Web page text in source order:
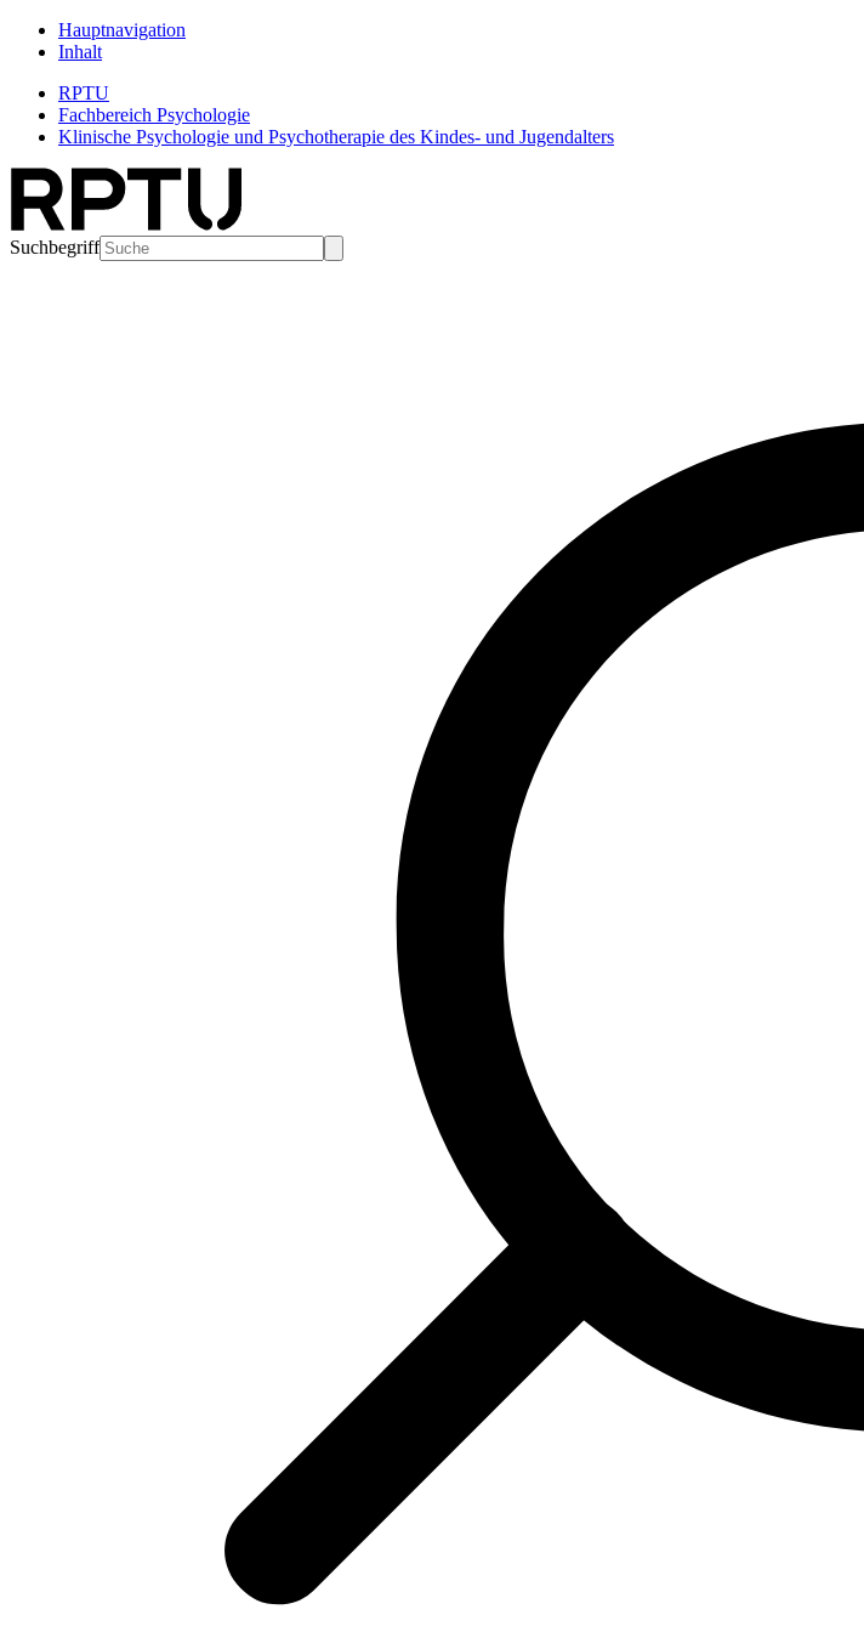
Hauptnavigation
Inhalt
RPTU
Fachbereich Psychologie
Klinische Psychologie und Psychotherapie des Kindes- und Jugendalters
Suchbegriff